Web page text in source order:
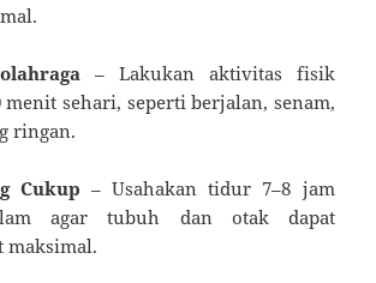
– Lakukan aktivitas fisik
sehari, seperti berjalan, senam,
ringan.
Cukup – Usahakan tidur 7–8 jam
agar tubuh dan otak dapat
maksimal.